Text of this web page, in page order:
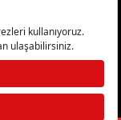
Çerezleri Sıfırla